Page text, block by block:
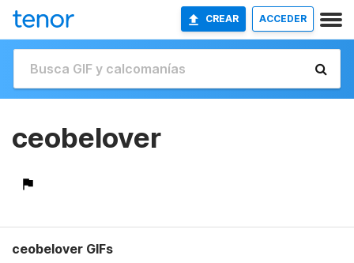
CREAR ACCEDER
ceobelover
ceobelover GIFs